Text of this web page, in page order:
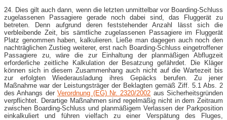
24. Dies gilt auch dann, wenn die letzten unmittelbar vor Boarding-Schluss
zugelassenen Passagiere gerade noch dabei sind, das Fluggerät zu
betreten. Denn aufgrund deren feststehender Anzahl lässt sich die
verbleibende Zeit, bis sämtliche zugelassenen Passagiere im Fluggerät
Platz genommen haben, kalkulieren. Ließe man dagegen auch noch den
nachträglichen Zustieg weiterer, erst nach Boarding-Schluss eingetroffener
Passagiere zu, wäre die zur Einhaltung der planmäßigen Abflugzeit
erforderliche zeitliche Kalkulation der Besatzung gefährdet. Die Kläger
können sich in diesem Zusammenhang auch nicht auf die Wartezeit bis
zur erfolgten Wiederausladung ihres Gepäcks berufen. Zu jener
Maßnahme war der Leistungsträger der Beklagten gemäß Ziff. 5.1 Abs. 2
des Anhangs derVerordnung (EG) Nr. 2320/2002 aus Sicherheitsgründen
verpflichtet. Derartige Maßnahmen sind regelmäßig nicht in dem Zeitraum
zwischen Boarding-Schluss und planmäßigem Verlassen der Parkposition
einkalkuliert und führen vielfach zu einer Verspätung des Fluges,